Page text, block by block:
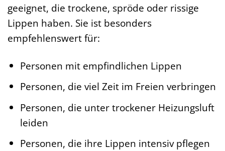
geeignet, die trockene, spröde oder rissige
Lippen haben. Sie ist besonders
empfehlenswert für:
Personen mit empfindlichen Lippen
Personen, die viel Zeit im Freien verbringen
Personen, die unter trockener Heizungsluft
leiden
Personen, die ihre Lippen intensiv pflegen